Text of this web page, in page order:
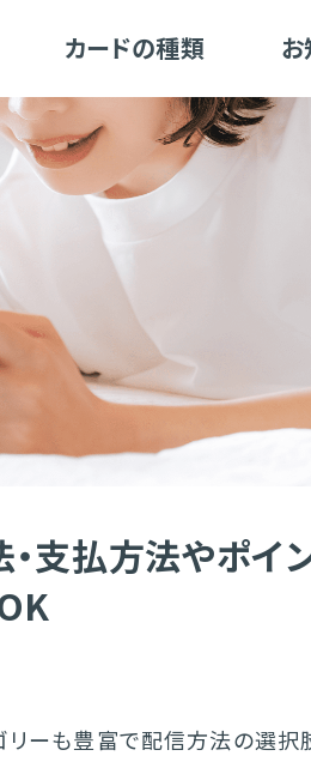
カードの種類
支払方法やポイ
リーも豊富で配信方法の選択